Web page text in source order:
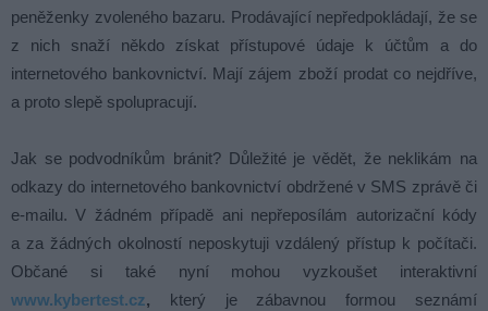
peněženky zvoleného bazaru. Prodávající nepředpokládají, že se
z nich snaží někdo získat přístupové údaje k účtům a do
internetového bankovnictví. Mají zájem zboží prodat co nejdříve,
a proto slepě spolupracují.
Jak se podvodníkům bránit? Důležité je vědět, že neklikám na
odkazy do internetového bankovnictví obdržené v SMS zprávě či
e-mailu. V žádném případě ani nepřeposílám autorizační kódy
a za žádných okolností neposkytuji vzdálený přístup k počítači.
Občané si také nyní mohou vyzkoušet interaktivní
www.kybertest.cz, který je zábavnou formou seznámí